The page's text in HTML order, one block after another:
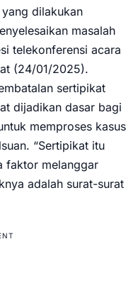
dilakukan
masalah
telekonferensi acara
(24/01/2025).
sertipikat
dijadikan dasar bagi
memproses kasus
“Sertipikat itu
faktor melanggar
adalah surat-surat